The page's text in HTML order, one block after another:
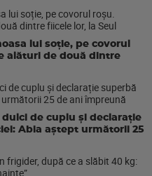
lui soție, pe covorul
alături de două dintre
dulci de cuplu și declarație
Abia aștept următorii 25